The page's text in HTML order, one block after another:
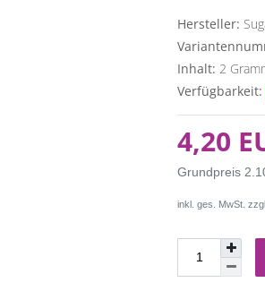
Hersteller:
Inhalt: 2
Verfügbarkeit:
4,20
Grundpreis
inkl. ges. MwSt.